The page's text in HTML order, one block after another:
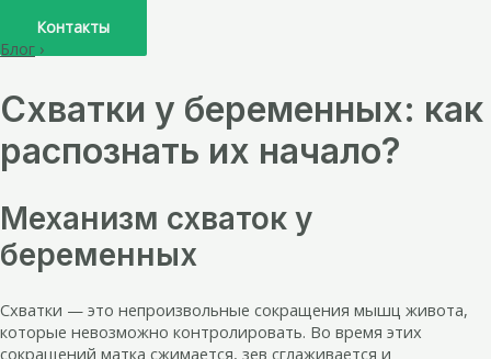
Контакты
Блог ›
Схватки у беременных: как
распознать их начало?
Механизм схваток у
беременных
Схватки — это непроизвольные сокращения мышц живота,
которые невозможно контролировать. Во время этих
сокращений матка сжимается, зев сглаживается и